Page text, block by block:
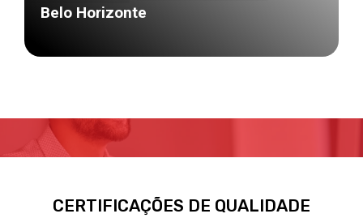
Belo Horizonte
CERTIFICAÇÕES DE QUALIDADE